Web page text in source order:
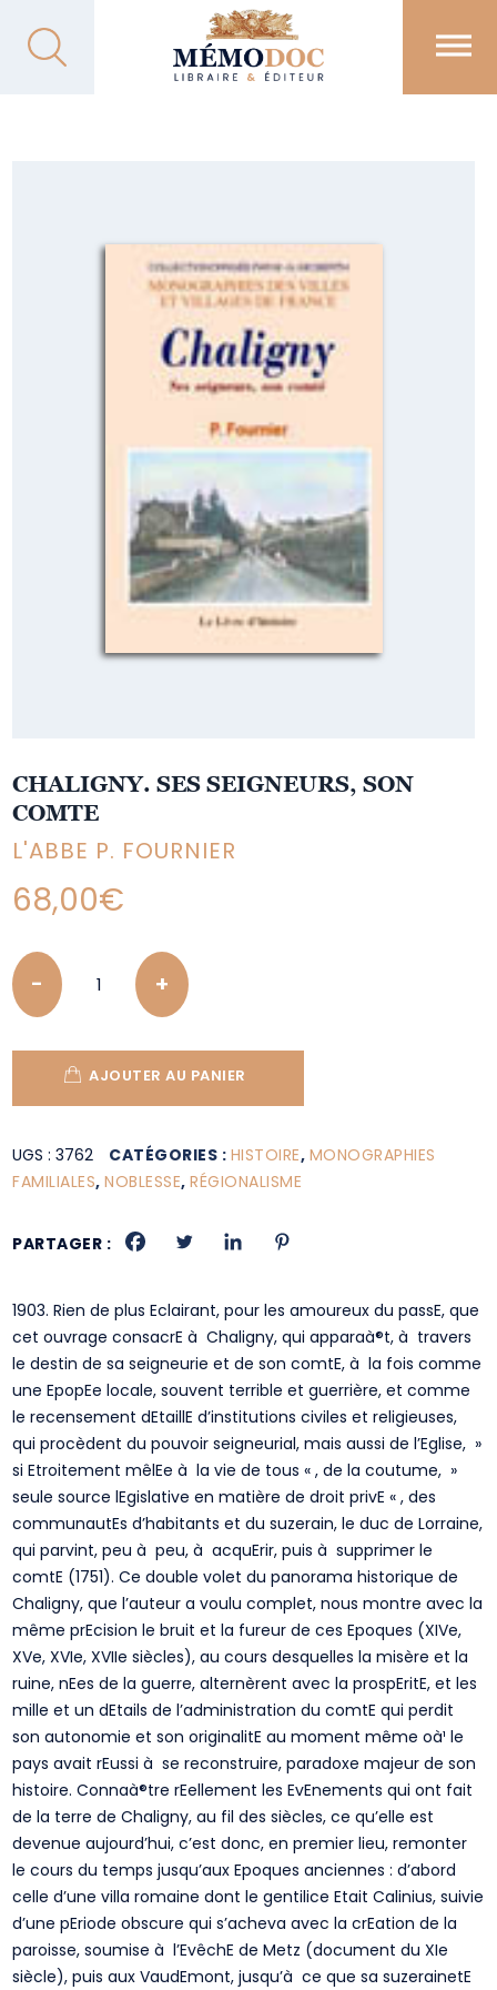
CHALIGNY. SES SEIGNEURS, SON
COMTE
L'ABBE P. FOURNIER
68,00€
Quantity
AJOUTER AU PANIER
UGS :3762 CATÉGORIES : HISTOIRE, MONOGRAPHIES
FAMILIALES,NOBLESSE,RÉGIONALISME
PARTAGER :
1903. Rien de plus Eclairant, pour les amoureux du passE, que
cet ouvrage consacrE à Chaligny, qui apparaà®t, à travers
le destin de sa seigneurie et de son comtE, à la fois comme
une EpopEe locale, souvent terrible et guerrière, et comme
le recensement dEtaillE d’institutions civiles et religieuses,
qui procèdent du pouvoir seigneurial, mais aussi de l’Eglise, »
si Etroitement mêlEe à la vie de tous « , de la coutume, »
seule source lEgislative en matière de droit privE « , des
communautEs d’habitants et du suzerain, le duc de Lorraine,
qui parvint, peu à peu, à acquErir, puis à supprimer le
comtE (1751). Ce double volet du panorama historique de
Chaligny, que l’auteur a voulu complet, nous montre avec la
même prEcision le bruit et la fureur de ces Epoques (XIVe,
XVe, XVIe, XVIIe siècles), au cours desquelles la misère et la
ruine, nEes de la guerre, alternèrent avec la prospEritE, et les
mille et un dEtails de l’administration du comtE qui perdit
son autonomie et son originalitE au moment même oà¹ le
pays avait rEussi à se reconstruire, paradoxe majeur de son
histoire. Connaà®tre rEellement les EvEnements qui ont fait
de la terre de Chaligny, au fil des siècles, ce qu’elle est
devenue aujourd’hui, c’est donc, en premier lieu, remonter
le cours du temps jusqu’aux Epoques anciennes : d’abord
celle d’une villa romaine dont le gentilice Etait Calinius, suivie
d’une pEriode obscure qui s’acheva avec la crEation de la
paroisse, soumise à l’EvêchE de Metz (document du XIe
siècle), puis aux VaudEmont, jusqu’à ce que sa suzerainetE